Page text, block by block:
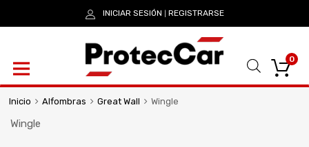
INICIAR SESIÓN REGISTRARSE
0
Inicio Alfombras Great Wall Wingle
Wingle